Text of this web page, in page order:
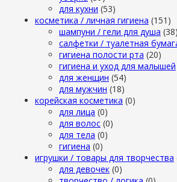
для кухни (53)
косметика / личная гигиена (151)
шампуни / гели для душа (38)
салфетки / туалетная
гигиена полости рта (20)
гигиена и уход для малышей
для женщин (54)
для мужчин (18)
корейская косметика (0)
для лица (0)
для волос (0)
для тела (0)
гигиена (0)
игрушки / товары для творчества
для девочек (0)